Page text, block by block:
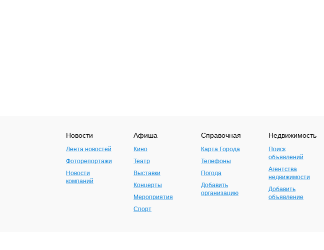
Новости
Лента новостей
Фоторепортажи
Новости
компаний
Афиша
Кино
Театр
Выставки
Концерты
Мероприятия
Спорт
Справочная
Карта Города
Телефоны
Погода
Добавить
организацию
Недвижимость
Поиск
объявлений
Агентства
недвижимости
Добавить
объявление